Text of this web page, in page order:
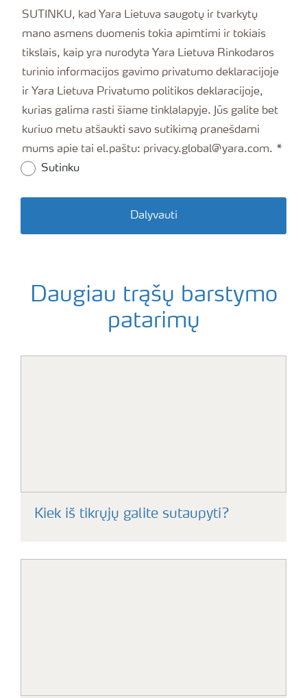
SUTINKU, kad Yara Lietuva saugotų ir tvarkytų
mano asmens duomenis tokia apimtimi ir tokiais
tikslais, kaip yra nurodyta Yara Lietuva Rinkodaros
turinio informacijos gavimo privatumo deklaracijoje
ir Yara Lietuva Privatumo politikos deklaracijoje,
kurias galima rasti šiame tinklalapyje. Jūs galite bet
kuriuo metu atšaukti savo sutikimą pranešdami
mums apie tai el.paštu: privacy.global@yara.com.
Sutinku
Dalyvauti
Daugiau trąšų barstymo
patarimų
Kiek iš tikrųjų galite sutaupyti?